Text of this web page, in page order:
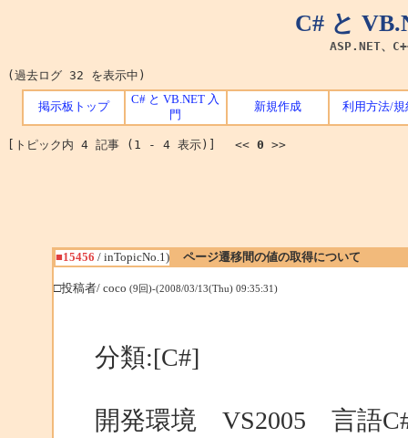
C# と
ASP.NET、
(過去ログ 32 を表示中)
掲示板トップ
C# と VB.NET 入
門
新規作成 利用方法/規
[トピック内 4 記事 (1 - 4 表示)] << 0 >>
■15456 / inTopicNo.1) ページ遷移間の値の取得について
□投稿者/ coco (9回)-(2008/03/13(Thu) 09:35:31)
分類:[C#]
開発環境 VS2005 言語